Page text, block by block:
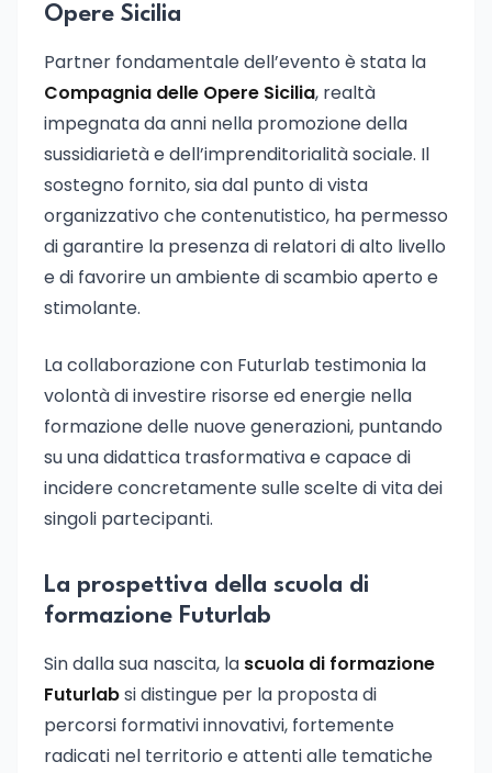
Opere Sicilia
Partner fondamentale dell’evento è stata la
Compagnia delle Opere Sicilia, realtà
impegnata da anni nella promozione della
sussidiarietà e dell’imprenditorialità sociale. Il
sostegno fornito, sia dal punto di vista
organizzativo che contenutistico, ha permesso
di garantire la presenza di relatori di alto livello
e di favorire un ambiente di scambio aperto e
stimolante.
La collaborazione con Futurlab testimonia la
volontà di investire risorse ed energie nella
formazione delle nuove generazioni, puntando
su una didattica trasformativa e capace di
incidere concretamente sulle scelte di vita dei
singoli partecipanti.
La prospettiva della scuola di
formazione Futurlab
Sin dalla sua nascita, la scuola di formazione
Futurlabsi distingue per la proposta di
percorsi formativi innovativi, fortemente
radicati nel territorio e attenti alle tematiche